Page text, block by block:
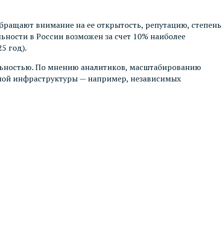
внимание на ее открытость, репутацию, степень
в России возможен за счет 10% наиболее
год).
По мнению аналитиков, масштабированию
инфраструктуры — например, независимых